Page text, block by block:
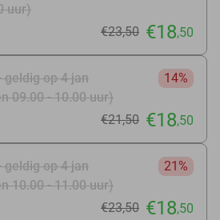
uur)
€23,50 €18,50
geldig op 4 jan
09.00 - 10.00 uur)
14%
€21,50 €18,50
geldig op 4 jan
10.00 - 11.00 uur)
21%
€23,50 €18,50